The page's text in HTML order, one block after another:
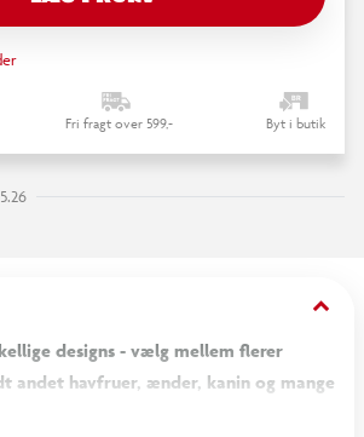
Fri fragt over 599,- Byt i butik
keyboard_arrow_down
designs - vælg mellem flerer
andet havfruer, ænder, kanin og mange